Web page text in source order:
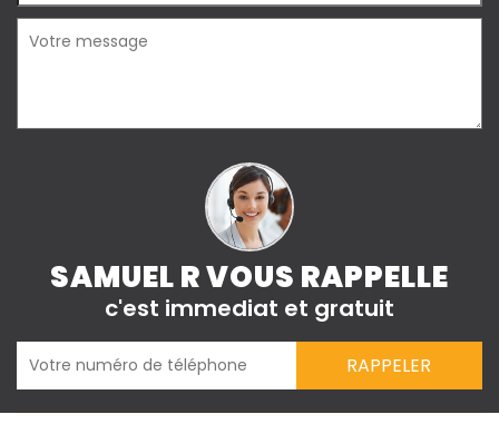
SAMUEL R VOUS RAPPELLE
c'est immediat et gratuit